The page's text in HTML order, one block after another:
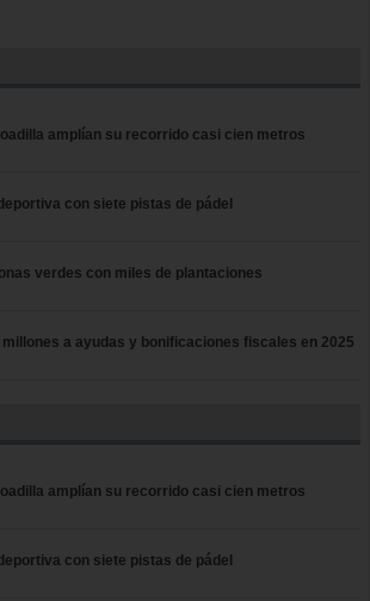
amplían su recorrido casi cien metros
con siete pistas de pádel
verdes con miles de plantaciones
millones a ayudas y bonificaciones fiscales en 2025
amplían su recorrido casi cien metros
con siete pistas de pádel